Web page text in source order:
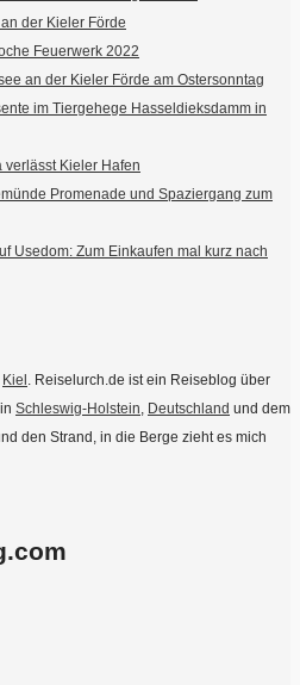
der Kieler Förde
Feuerwerk 2022
an der Kieler Förde am Ostersonntag
im Tiergehege Hasseldieksdamm in
verlässt Kieler Hafen
Promenade und Spaziergang zum
Usedom: Zum Einkaufen mal kurz nach
Kiel . Reiselurch.de ist ein Reiseblog über
Schleswig-Holstein, Deutschland und dem
den Strand, in die Berge zieht es mich